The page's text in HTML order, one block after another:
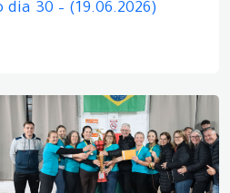
30 – (19.06.2026)